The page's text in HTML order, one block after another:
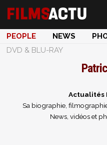
PEOPLE NEWS
DVD & BLU-RAY
Actualités
Sa biographie,
News, vidéos et